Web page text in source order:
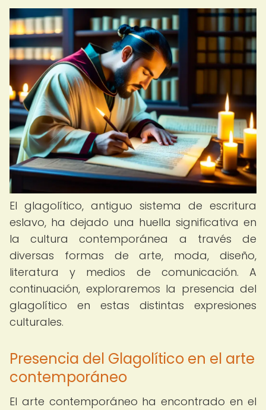
El glagolítico, antiguo sistema de escritura
eslavo, ha dejado una huella significativa en
la cultura contemporánea a través de
diversas formas de arte, moda, diseño,
literatura y medios de comunicación. A
continuación, exploraremos la presencia del
glagolítico en estas distintas expresiones
culturales.
Presencia del Glagolítico en el arte
contemporáneo
El arte contemporáneo ha encontrado en el